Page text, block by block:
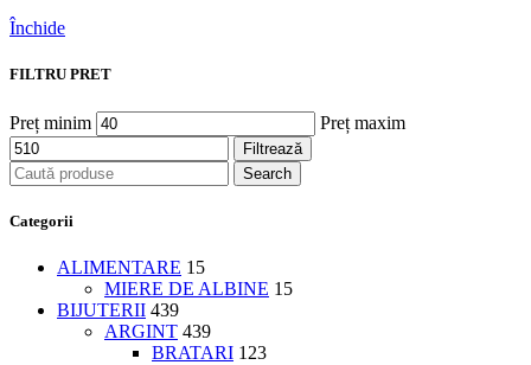
Închide
FILTRU PRET
Preț minim Preț maxim
Filtrează
Search
Categorii
ALIMENTARE 15
MIERE DE ALBINE 15
BIJUTERII 439
ARGINT 439
BRATARI 123